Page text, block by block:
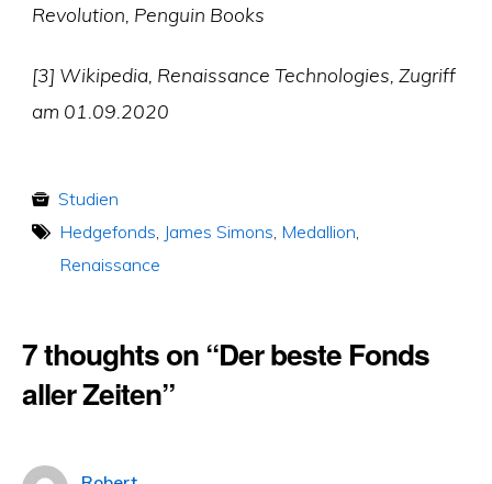
Revolution, Penguin Books
[3] Wikipedia, Renaissance Technologies, Zugriff
am 01.09.2020
Studien
Hedgefonds James Simons Medallion
Renaissance
7 thoughts on “Der beste Fonds
aller Zeiten”